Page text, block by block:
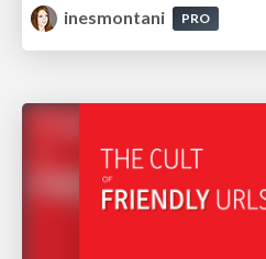
inesmontani
PRO